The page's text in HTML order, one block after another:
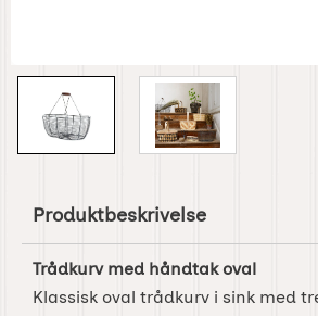
Produktbeskrivelse
Trådkurv med håndtak oval
Klassisk oval trådkurv i sink med